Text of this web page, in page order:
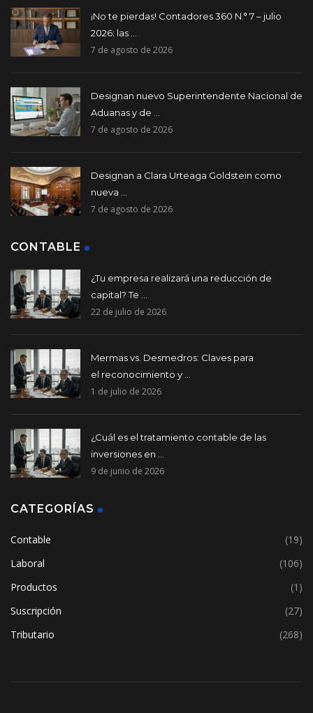
¡No te pierdas! Contadores 360 N.° 7 – julio
2026: las ...
7 de agosto de 2026
Designan nuevo Superintendente Nacional de
Aduanas y de ...
7 de agosto de 2026
Designan a Clara Urteaga Goldstein como
nueva ...
7 de agosto de 2026
CONTABLE
¿Tu empresa realizará una reducción de
capital? Te ...
22 de julio de 2026
Mermas vs. Desmedros: Claves para
el reconocimiento y ...
1 de julio de 2026
¿Cuál es el tratamiento contable de las
inversiones en ...
9 de junio de 2026
CATEGORÍAS
Contable
(19)
Laboral
(106)
Productos
(1)
Suscripción
(27)
Tributario
(268)